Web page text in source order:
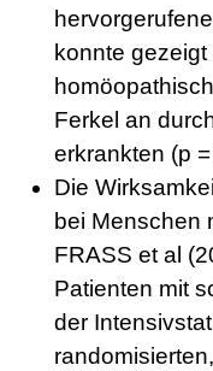
konnte
Ferkel an
erkrankten (p
Die
bei Menschen
FRASS et al
Patienten mit
der